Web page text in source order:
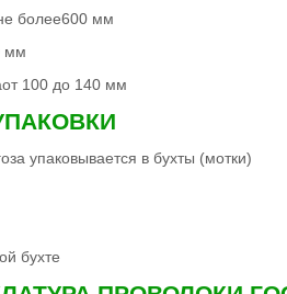
более600 мм
мм
100 до 140 мм
упаковывается в бухты (мотки)
бухте